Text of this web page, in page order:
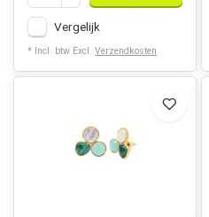
Vergelijk
* Incl. btw Excl. Verzendkosten